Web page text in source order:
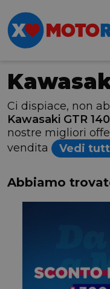
Ci dispiace, non
Kawasaki GTR
nostre migliori
vendita
Vedi
Abbiamo